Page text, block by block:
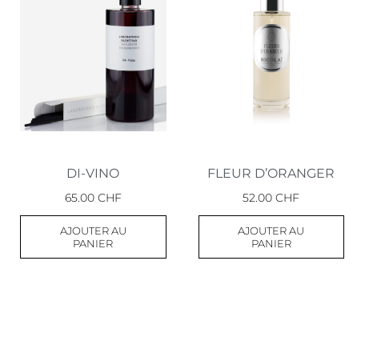
DI-VINO
65.00 CHF
AJOUTER AU
PANIER
FLEUR D’ORANGER
52.00CHF
AJOUTER AU
PANIER